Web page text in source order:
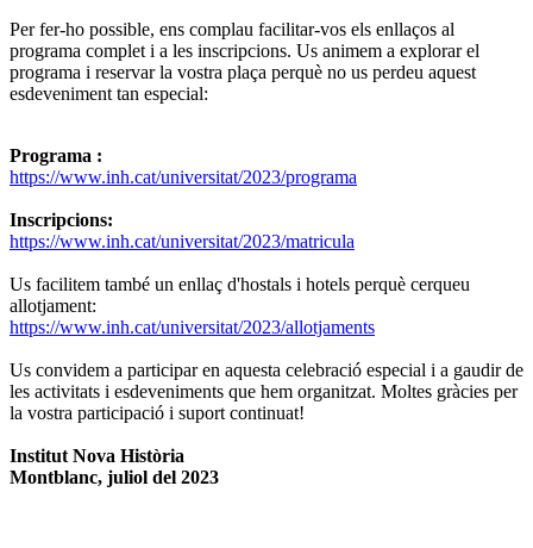
Per fer-ho possible, ens complau facilitar-vos els enllaços al
programa complet i a les inscripcions. Us animem a explorar el
programa i reservar la vostra plaça perquè no us perdeu aquest
esdeveniment tan especial:
Programa :
https://www.inh.cat/universitat/2023/programa
Inscripcions:
https://www.inh.cat/universitat/2023/matricula
Us facilitem també un enllaç d'hostals i hotels perquè cerqueu
allotjament:
https://www.inh.cat/universitat/2023/allotjaments
Us convidem a participar en aquesta celebració especial i a gaudir de
les activitats i esdeveniments que hem organitzat. Moltes gràcies per
la vostra participació i suport continuat!
Institut Nova Història
Montblanc, juliol del 2023